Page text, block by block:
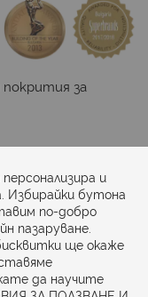
за
и
Избирайки бутона
по-добро
пазаруване.
ще окаже
да научите